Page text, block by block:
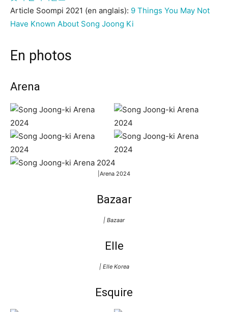
Article Soompi 2021 (en anglais): 9 Things You May Not
Have Known About Song Joong Ki
En photos
Arena
|Arena 2024
Bazaar
| Bazaar
Elle
| Elle Korea
Esquire